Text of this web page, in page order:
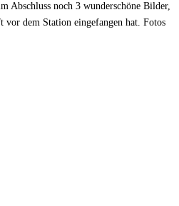
Abschluss noch 3 wunderschöne Bilder,
dem Station eingefangen hat. Fotos